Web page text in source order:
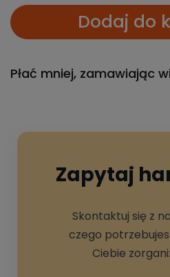
Dodaj do
Płać mniej, zamawiając
Zapytaj
Skontaktuj się z
czego
Ciebie